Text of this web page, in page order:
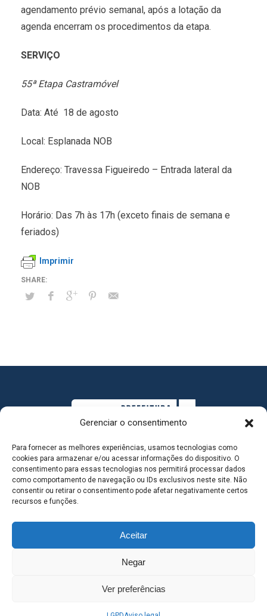
Gerenciar o consentimento
Para fornecer as melhores experiências, usamos tecnologias como
cookies para armazenar e/ou acessar informações do dispositivo. O
consentimento para essas tecnologias nos permitirá processar dados
como comportamento de navegação ou IDs exclusivos neste site. Não
consentir ou retirar o consentimento pode afetar negativamente certos
recursos e funções.
Aceitar
Negar
Ver preferências
agendamento prévio semanal, após a lotação da
agenda encerram os procedimentos da etapa.
SERVIÇO
55ª Etapa Castramóvel
Data: Até 18 de agosto
Local: Esplanada NOB
Endereço: Travessa Figueiredo – Entrada lateral da
NOB
Horário: Das 7h às 17h (exceto finais de semana e
feriados)
Imprimir
MAPA DO SITE
SEDE DO ADMINISTRATIVO MUNICIPAL - Avenida